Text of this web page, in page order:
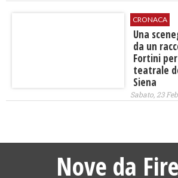
CRONACA
Una
da un
Fortini
teatrale
Siena
Sabato, 23
Nove da